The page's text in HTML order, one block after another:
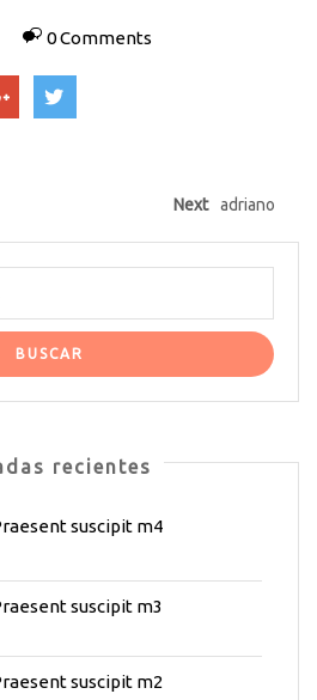
0 Comments
Next adriano
recientes
suscipit m4
suscipit m3
suscipit m2